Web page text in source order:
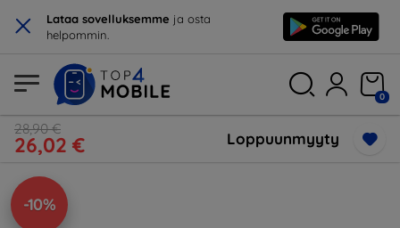
× Lataa sovelluksemme ja osta
helpommin.
0
28,90 €
26,02 € Loppuunmyyty
-10%